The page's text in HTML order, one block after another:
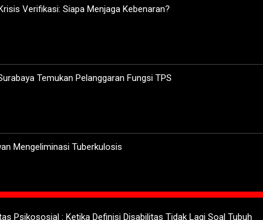
Verifikasi: Siapa Menjaga Kebenaran?
Temukan Pelanggaran Fungsi TPS
Mengeliminasi Tuberkulosis
Psikososial : Ketika Definisi Disabilitas Tidak Lagi Soal Tubuh